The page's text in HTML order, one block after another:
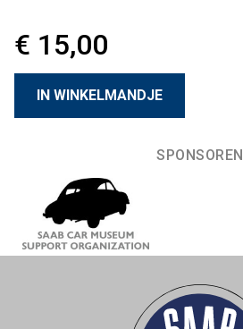
€ 15,00
SPONSOREN